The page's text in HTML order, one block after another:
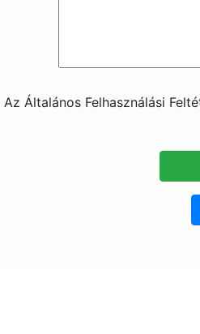
Az Általános Felhasználási